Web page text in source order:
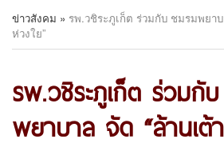
ข่าวสังคม » รพ.วชิระภูเก็ต ร่วมกับ ชมรมพยาบ
ห่วงใย”
รพ.วชิระภูเก็ต ร่วมกั
พยาบาล จัด “ล้านเต้า